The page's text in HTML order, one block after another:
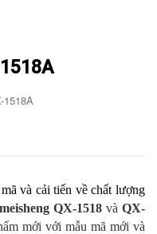
1518A
và cải tiến về chất lượng
QX-1518 vàQX-
mới với mẫu mã mới và